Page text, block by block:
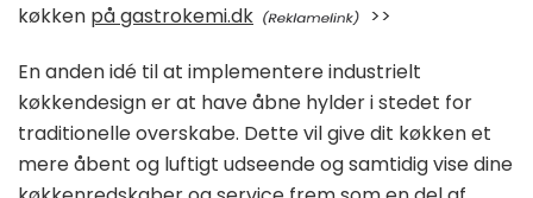
køkken på gastrokemi.dk >>
En anden idé til at implementere industrielt
køkkendesign er at have åbne hylder i stedet for
traditionelle overskabe. Dette vil give dit køkken et
mere åbent og luftigt udseende og samtidig vise dine